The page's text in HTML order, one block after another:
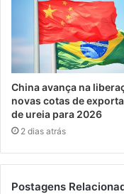
China avança na
novas cotas de
de ureia para 2026
2 dias atrás
Postagens